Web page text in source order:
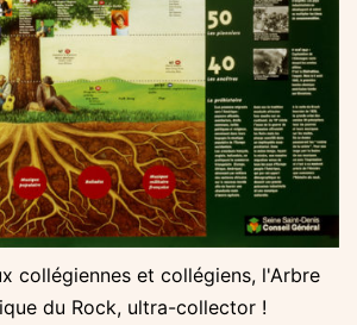
collégiennes et collégiens, l'Arbre
du Rock, ultra-collector !